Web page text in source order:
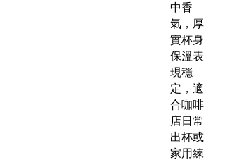
中香
氣，厚
實杯身
保溫表
現穩
定，適
合咖啡
店日常
出杯或
家用練